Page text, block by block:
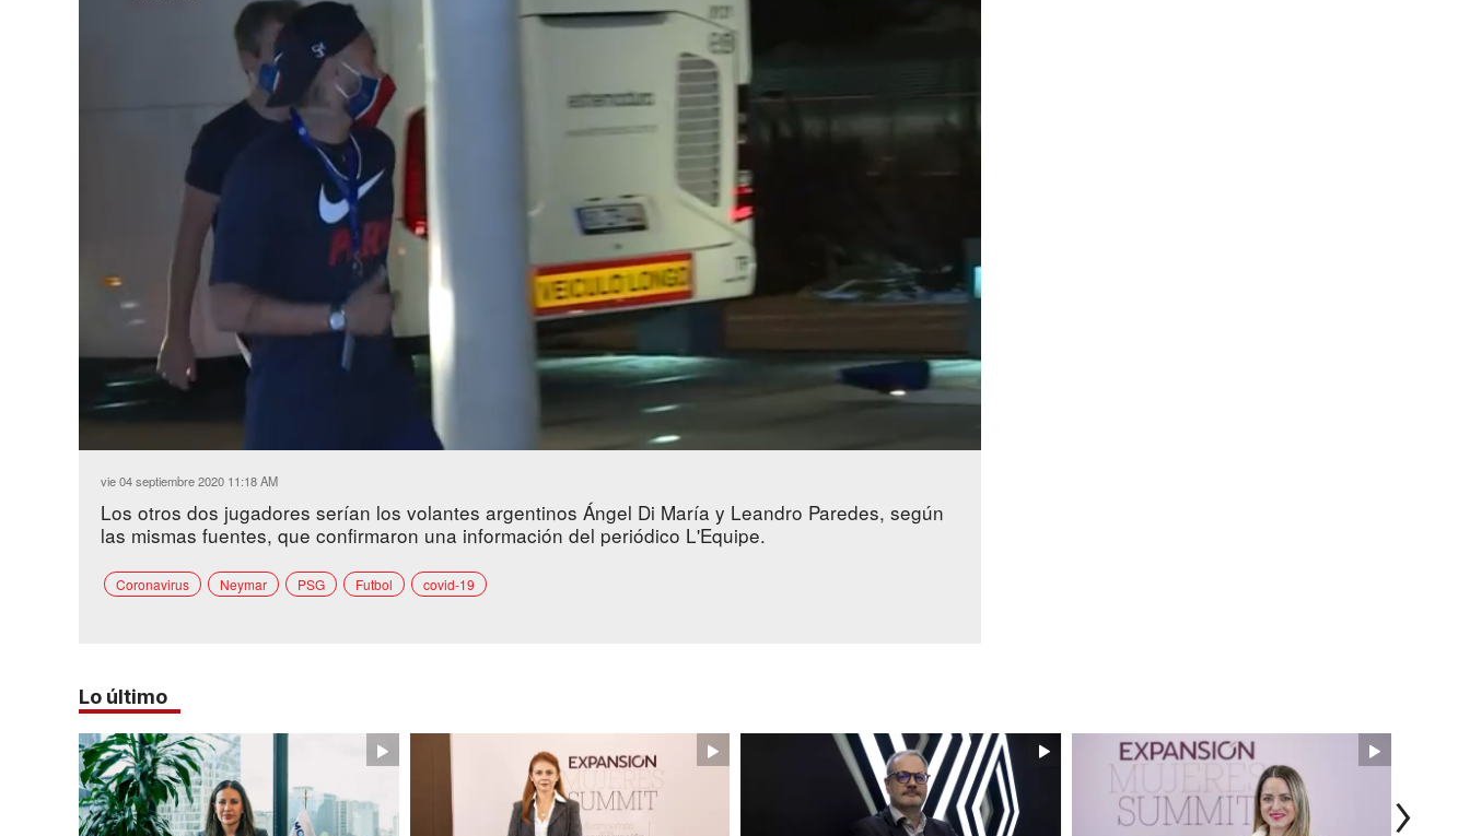
62.54%
vie 04 septiembre 2020 11:18 AM
Los otros dos jugadores serían los volantes argentinos Ángel Di María y Leandro Paredes, según
las mismas fuentes, que confirmaron una información del periódico L'Equipe.
Coronavirus Neymar PSG Futbol covid-19
Lo último